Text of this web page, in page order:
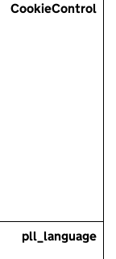
CookieControl
pll_language